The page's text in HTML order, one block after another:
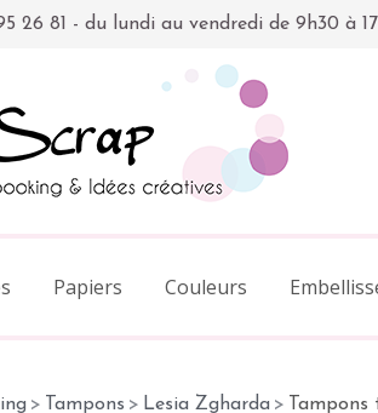
26 81 - du lundi au vendredi de 9h30 à
Papiers Couleurs
> Tampons > Lesia Zgharda >